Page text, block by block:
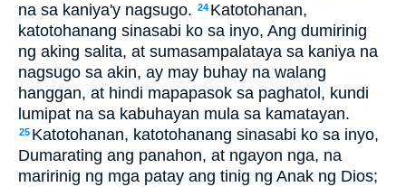
na sa kaniya'y nagsugo. 24 Katotohanan,
katotohanang sinasabi ko sa inyo, Ang dumirinig
ng aking salita, at sumasampalataya sa kaniya na
nagsugo sa akin, ay may buhay na walang
hanggan, at hindi mapapasok sa paghatol, kundi
lumipat na sa kabuhayan mula sa kamatayan.
25 Katotohanan, katotohanang sinasabi ko sa inyo,
Dumarating ang panahon, at ngayon nga, na
maririnig ng mga patay ang tinig ng Anak ng Dios;